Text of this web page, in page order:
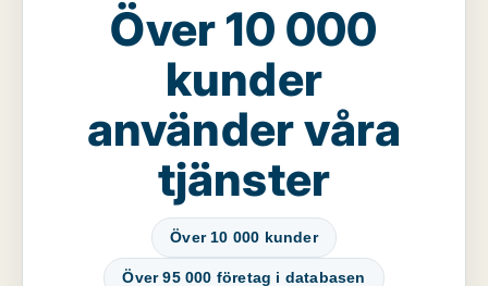
Över 10 000
kunder
använder våra
tjänster
Över 10 000 kunder
Över 95 000 företag i databasen